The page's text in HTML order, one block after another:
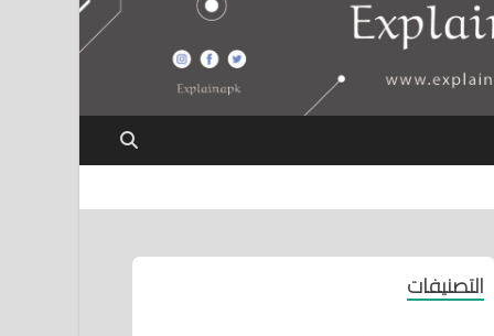
التصنيفات